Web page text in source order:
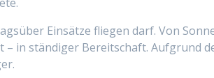
Einsätze fliegen darf. Von
in ständiger Bereitschaft. Aufgrund